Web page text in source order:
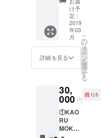
合は対
応致し
ますの
でご連
絡くだ
さい。
粉）
200gを
2パッ
ク。 ②
日の出
農園／
日の出
珈琲か
らのお
ステン
レス製
ベトナ
ム式ド
リッ
パーを1
け予
定：
2019
年03
月
詳細を見る
こ
の
リ
タ
ー
ン
を
選
択
す
る
30,
000 円
残り5
①KAO
RU
MOKA